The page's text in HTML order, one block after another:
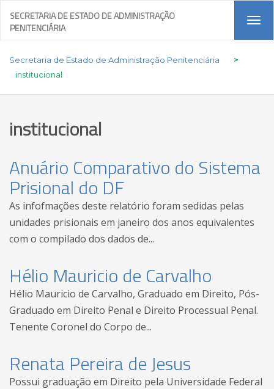
SECRETARIA DE ESTADO DE ADMINISTRAÇÃO
PENITENCIÁRIA
Secretaria de Estado de Administração Penitenciária
>
institucional
institucional
Anuário Comparativo do Sistema
Prisional do DF
As infofmações deste relatório foram sedidas pelas
unidades prisionais em janeiro dos anos equivalentes
com o compilado dos dados de...
Hélio Mauricio de Carvalho
Hélio Mauricio de Carvalho, Graduado em Direito, Pós-
Graduado em Direito Penal e Direito Processual Penal.
Tenente Coronel do Corpo de...
Renata Pereira de Jesus
Possui graduação em Direito pela Universidade Federal